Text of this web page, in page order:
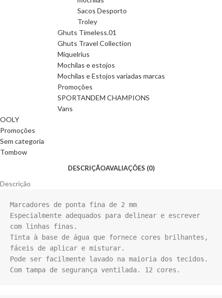
Sacos Desporto
Troley
Ghuts Timeless.01
Ghuts Travel Collection
Miquelrius
Mochilas e estojos
Mochilas e Estojos variadas marcas
Promoções
SPORTANDEM CHAMPIONS
Vans
OOLY
Promoções
Sem categoria
Tombow
DESCRIÇÃOAVALIAÇÕES (0)
Descrição
Marcadores de ponta fina de 2 mm
Especialmente adequados para delinear e escrever
com linhas finas.
Tinta à base de água que fornece cores brilhantes,
fáceis de aplicar e misturar.
Pode ser facilmente lavado na maioria dos tecidos.
Com tampa de segurança ventilada. 12 cores.